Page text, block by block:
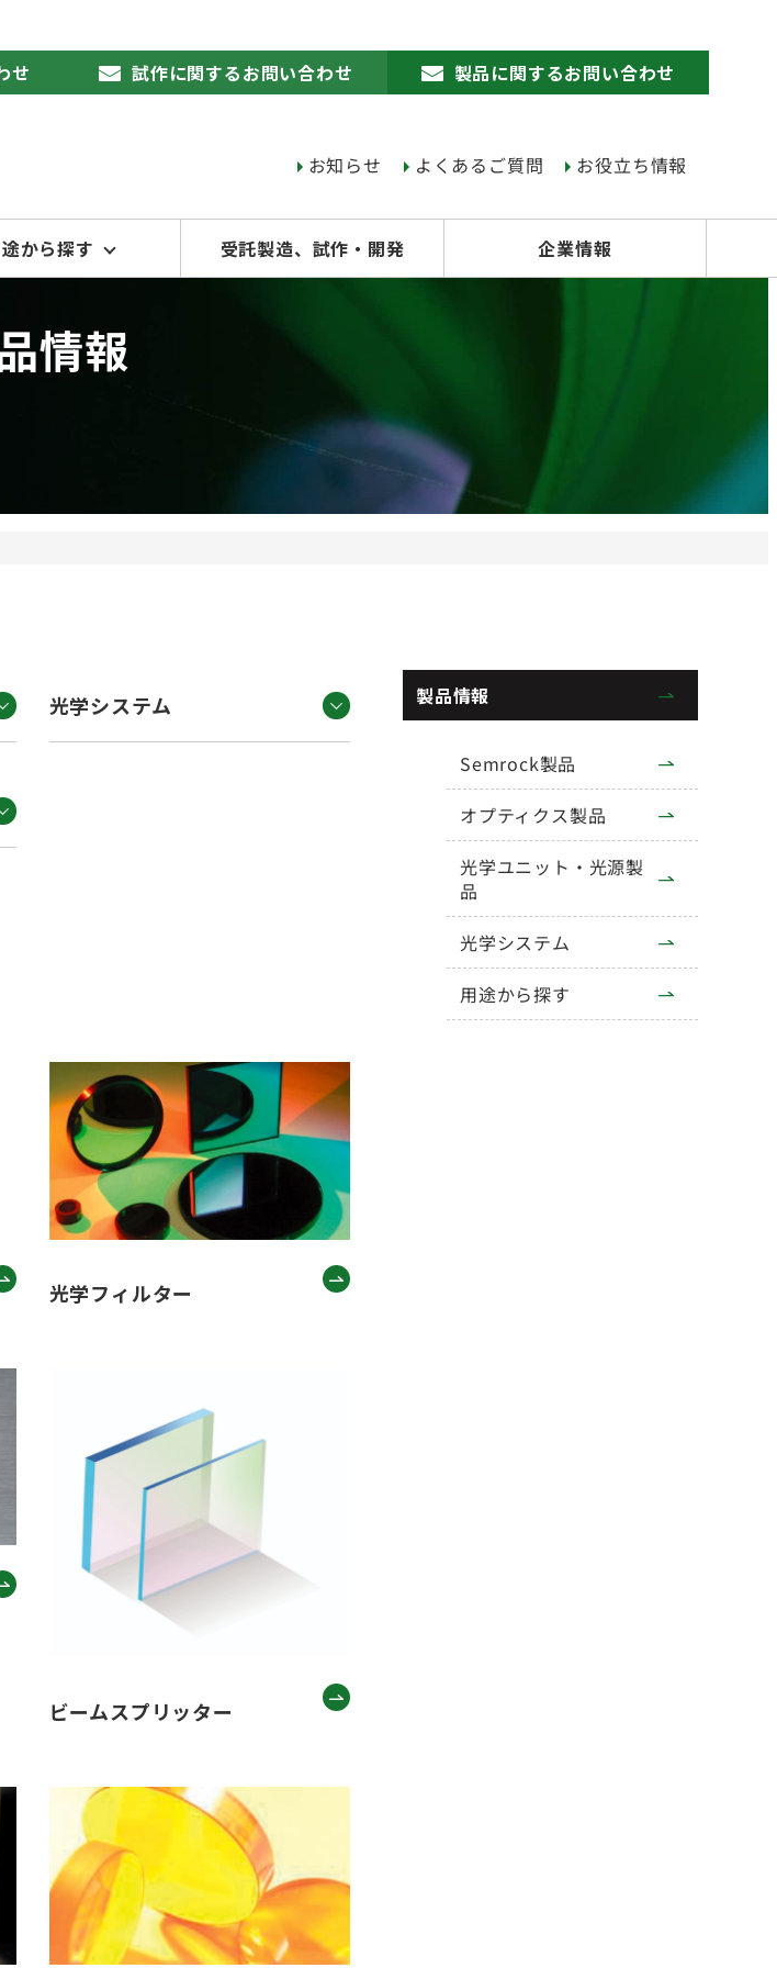
せ 試作に関するお問い合わせ 製品に関するお問い合わせ
お知らせ よくあるご質問 お役立ち情報
から探す 受託製造、試作・開発 企業情報
情報
光学システム
光学フィルター
ビームスプリッター
製品情報
Semrock製品
オプティクス製品
光学ユニット・光源製
品
光学システム
用途から探す